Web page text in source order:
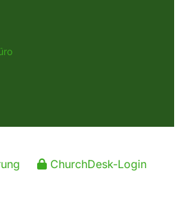
ChurchDesk-Login